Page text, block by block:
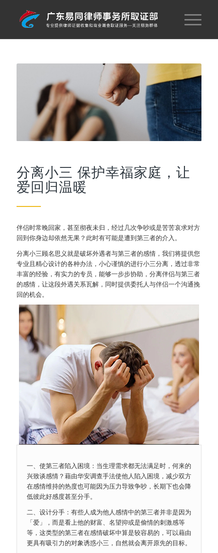
分离小三 保护幸福家庭，让
爱回归温暖
伴侣时常晚回家，甚至彻夜未归，经过几次争吵或是苦苦哀求对方
回到你身边却依然无果？此时有可能是遭到第三者的介入。
分离小三顾名思义就是破坏外遇者与第三者的感情，我们将提供您
专业且精心设计的各种办法，小心谨慎的进行小三分离，透过非常
丰富的经验，有实力的专员，能够一步步协助，分离伴侣与第三者
的感情，让这段外遇关系瓦解，同时提供委托人与伴侣一个沟通挽
回的机会。
一、使第三者陷入困境：当生理需求都无法满足时，何来的
兴致谈感情？藉由华安调查手法使他人陷入困境，减少双方
在感情维持的热度也可能因为压力导致争吵，长期下也会降
低彼此好感度甚至分手。
二、设计分手：有些人成为他人感情中的第三者并非是因为
「爱」，而是看上他的财富、名望抑或是偷情的刺激感等
等，这类型的第三者在感情破坏中算是较容易的，可以藉由
更具有吸引力的对象诱惑小三，自然就会离开原先的目标。